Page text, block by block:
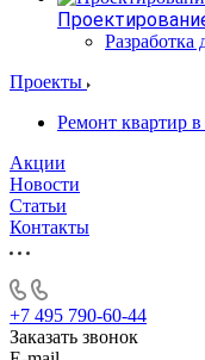
Разработка
Проекты
Ремонт квартир
Акции
Новости
Статьи
Контакты
+7 495 790-60-44
Заказать звонок